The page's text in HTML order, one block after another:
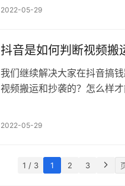
2022-05-29
抖音是如何判断视频搬
我们继续解决大家在抖音搞
视频搬运和抄袭的？怎么样
2022-05-29
1 / 3 1 2 3